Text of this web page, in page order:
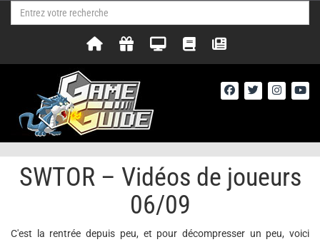
SWTOR – Vidéos de joueurs
06/09
C'est la rentrée depuis peu, et pour décompresser un peu, voici